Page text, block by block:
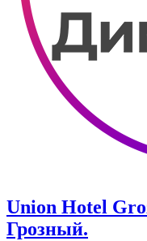
Union Hotel
Грозный.